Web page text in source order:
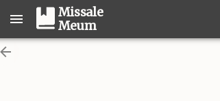
Missale
Meum